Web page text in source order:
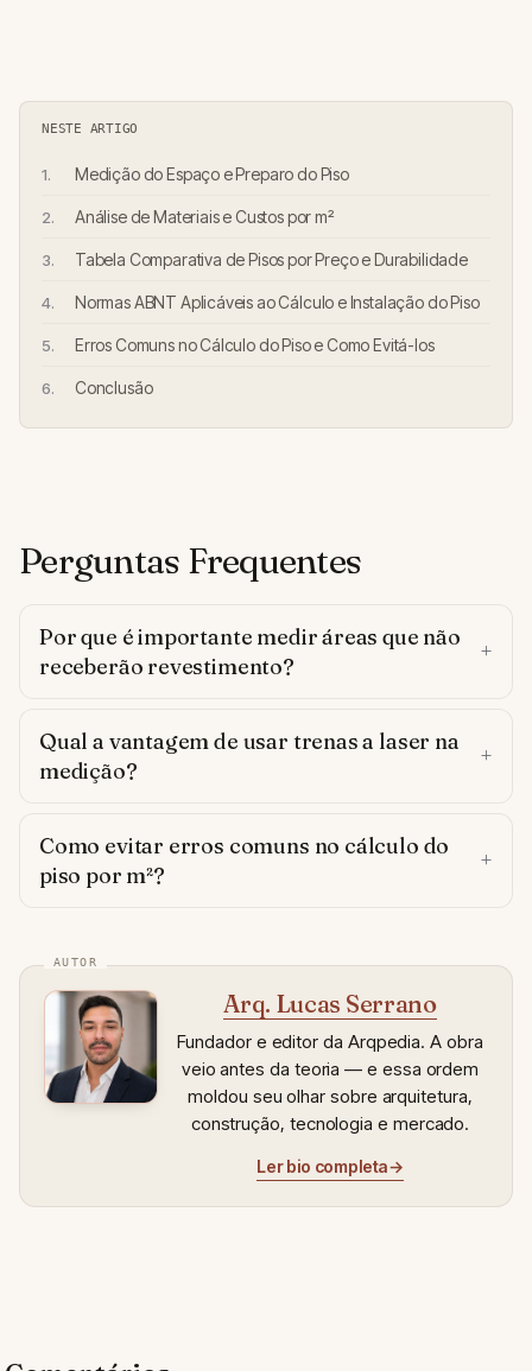
NESTE ARTIGO
Medição do Espaço e Preparo do Piso
Análise de Materiais e Custos por m²
Tabela Comparativa de Pisos por Preço e Durabilidade
Normas ABNT Aplicáveis ao Cálculo e Instalação do Piso
Erros Comuns no Cálculo do Piso e Como Evitá-los
Conclusão
Perguntas Frequentes
Por que é importante medir áreas que não
receberão revestimento?
Qual a vantagem de usar trenas a laser na
medição?
Como evitar erros comuns no cálculo do
piso por m²?
Arq. Lucas Serrano
Fundador e editor da Arqpedia. A obra
veio antes da teoria — e essa ordem
moldou seu olhar sobre arquitetura,
construção, tecnologia e mercado.
Ler bio completa→